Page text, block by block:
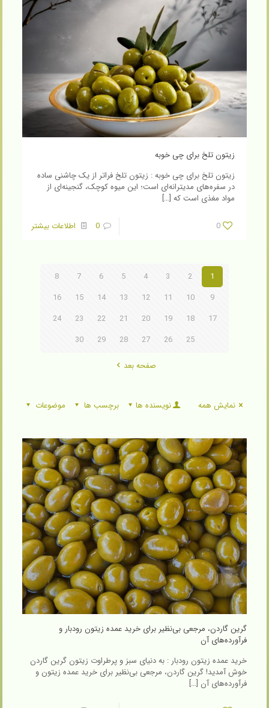
زیتون تلخ برای چی خوبه
زیتون تلخ برای چی خوبه : زیتون تلخ فراتر از یک چاشنی ساده
در سفره‌های مدیترانه‌ای است؛ این میوه کوچک، گنجینه‌ای از
مواد مغذی است که […]
0
0 اطلاعات بیشتر
1
2
3
4
5
6
7
8
9
10
11
12
13
14
15
16
17
18
19
20
21
22
23
24
25
26
27
28
29
30
صفحه بعد
موضوعات برچسب ها نویسنده ها نمایش همه
گرین گاردن، مرجعی بی‌نظیر برای خرید عمده زیتون رودبار و
فرآورده‌های آن
خرید عمده زیتون رودبار : به دنیای سبز و پرطراوت زیتون گرین گاردن
خوش آمدید! گرین گاردن، مرجعی بی‌نظیر برای خرید عمده زیتون و
فرآورده‌های آن […]